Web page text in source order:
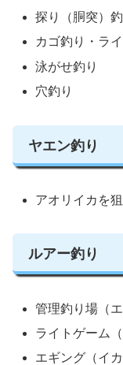
探り（胴突）釣
カゴ釣り・ラ
泳がせ釣り
穴釣り
ヤエン釣り
アオリイカを
ルアー釣り
管理釣り場（
ライトゲーム
エギング（イカ